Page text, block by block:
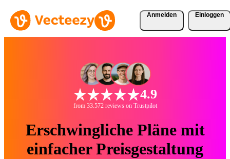
Anmelden Einloggen
4.9
from 33.572 reviews on Trustpilot
Erschwingliche Pläne mit
einfacher Preisgestaltung